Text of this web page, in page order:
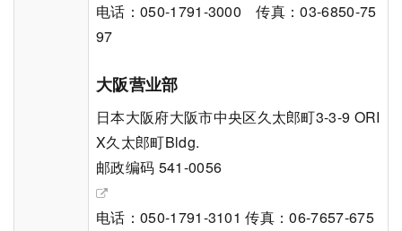
电话：050-1791-3000 传真：03-6850-75
97
大阪营业部
日本大阪府大阪市中央区久太郎町3-3-9 ORI
X久太郎町Bldg.
邮政编码 541-0056
电话：050-1791-3101 传真：06-7657-675